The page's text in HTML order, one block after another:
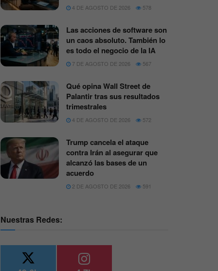
4 DE AGOSTO DE 2026 578
Las acciones de software son
un caos absoluto. También lo
es todo el negocio de la IA
7 DE AGOSTO DE 2026 567
Qué opina Wall Street de
Palantir tras sus resultados
trimestrales
4 DE AGOSTO DE 2026 572
Trump cancela el ataque
contra Irán al asegurar que
alcanzó las bases de un
acuerdo
2 DE AGOSTO DE 2026 591
Nuestras Redes: